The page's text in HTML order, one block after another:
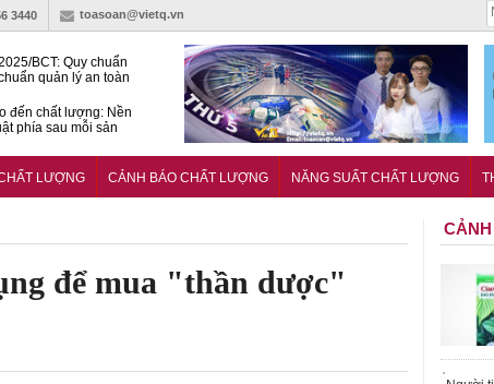
3440 toasoan@vietq.vn
BCT: Quy chuẩn
quản lý an toàn
đến chất lượng: Nền
phía sau mỗi sản
đô thị tri thức tại
LƯỢNG CẢNH BÁO CHẤT LƯỢNG NĂNG SUẤT CHẤT LƯỢNG
để mua "thần dược"